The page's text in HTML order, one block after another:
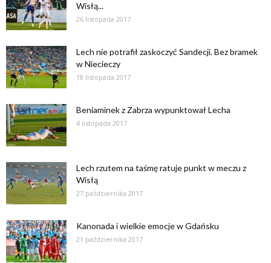
Wisłą...
26 listopada 2017
Lech nie potrafił zaskoczyć Sandecji. Bez bramek
w Niecieczy
18 listopada 2017
Beniaminek z Zabrza wypunktował Lecha
4 listopada 2017
Lech rzutem na taśmę ratuje punkt w meczu z
Wisłą
27 października 2017
Kanonada i wielkie emocje w Gdańsku
21 października 2017